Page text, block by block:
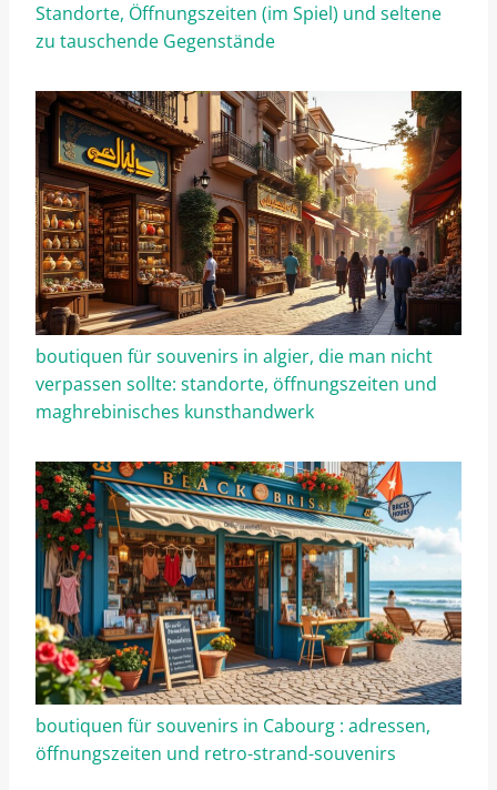
Standorte, Öffnungszeiten (im Spiel) und seltene
zu tauschende Gegenstände
boutiquen für souvenirs in algier, die man nicht
verpassen sollte: standorte, öffnungszeiten und
maghrebinisches kunsthandwerk
boutiquen für souvenirs in Cabourg : adressen,
öffnungszeiten und retro-strand-souvenirs